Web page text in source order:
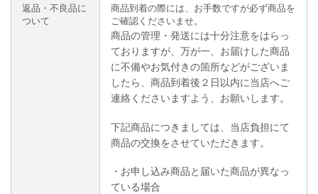
返品・不良品に
ついて
商品到着の際には、お手数ですが必ず商品を
ご確認くださいませ。
商品の管理・発送には十分注意をはらっ
ておりますが 、万が一、お届けした商品
に不備やお気付きの箇所などがございま
したら、商品到着後２日以内に当店へご
連絡くださいますよう、お願いします。
下記商品につきましては、当店負担にて
商品の交換をさせていただきます。
・お申し込み商品と届いた商品が異なっ
ている場合